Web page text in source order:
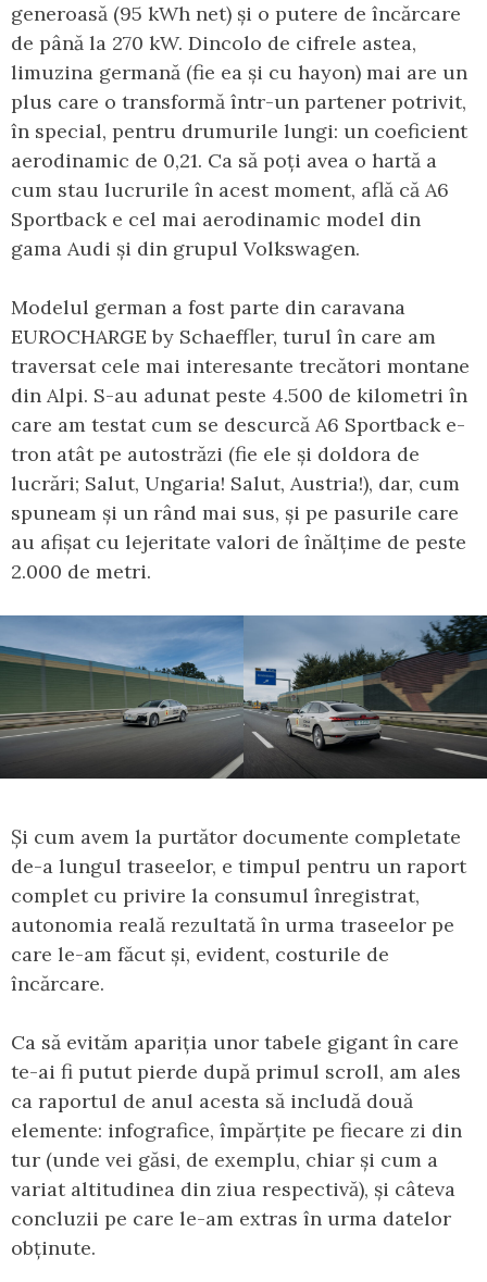
generoasă (95 kWh net) și o putere de încărcare
de până la 270 kW. Dincolo de cifrele astea,
limuzina germană (fie ea și cu hayon) mai are un
plus care o transformă într-un partener potrivit,
în special, pentru drumurile lungi: un coeficient
aerodinamic de 0,21. Ca să poți avea o hartă a
cum stau lucrurile în acest moment, află că A6
Sportback e cel mai aerodinamic model din
gama Audi și din grupul Volkswagen.
Modelul german a fost parte din caravana
EUROCHARGE by Schaeffler, turul în care am
traversat cele mai interesante trecători montane
din Alpi. S-au adunat peste 4.500 de kilometri în
care am testat cum se descurcă A6 Sportback e-
tron atât pe autostrăzi (fie ele și doldora de
lucrări; Salut, Ungaria! Salut, Austria!), dar, cum
spuneam și un rând mai sus, și pe pasurile care
au afișat cu lejeritate valori de înălțime de peste
2.000 de metri.
Și cum avem la purtător documente completate
de-a lungul traseelor, e timpul pentru un raport
complet cu privire la consumul înregistrat,
autonomia reală rezultată în urma traseelor pe
care le-am făcut și, evident, costurile de
încărcare.
Ca să evităm apariția unor tabele gigant în care
te-ai fi putut pierde după primul scroll, am ales
ca raportul de anul acesta să includă două
elemente: infografice, împărțite pe fiecare zi din
tur (unde vei găsi, de exemplu, chiar și cum a
variat altitudinea din ziua respectivă), și câteva
concluzii pe care le-am extras în urma datelor
obținute.